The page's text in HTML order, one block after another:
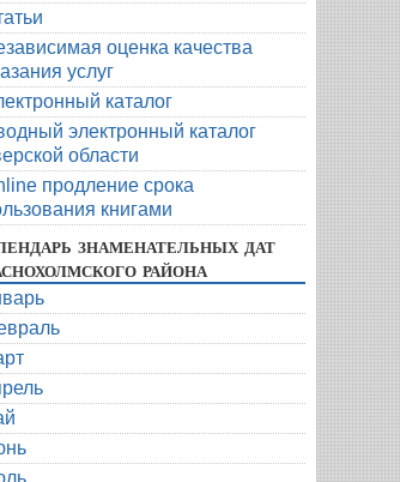
оценка качества
услуг
каталог
электронный каталог
области
продление срока
книгами
знаменательных дат
района